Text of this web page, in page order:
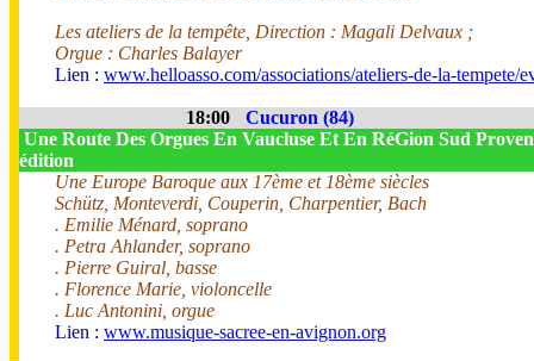
Les ateliers de la tempête, Direction : Magali Delvaux ;
Orgue : Charles Balayer
Lien : www.helloasso.com/associations/ateliers-de-la-tempete/
18:00
Cucuron (84)
Une Route Des Orgues En Vaucluse Et En RéGion Sud
édition
Une Europe Baroque aux 17ème et 18ème siècles
Schütz, Monteverdi, Couperin, Charpentier, Bach
. Emilie Ménard, soprano
. Petra Ahlander, soprano
. Pierre Guiral, basse
. Florence Marie, violoncelle
. Luc Antonini, orgue
Lien : www.musique-sacree-en-avignon.org